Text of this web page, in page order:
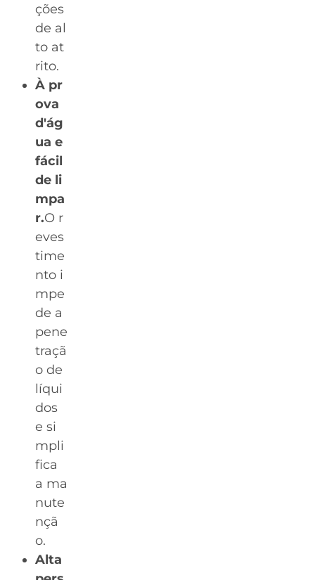
ções
de al
to at
rito.
À pr
ova
d'ág
ua e
fácil
de li
mpa
r.O r
eves
time
nto i
mpe
de a
pene
traçã
o de
líqui
dos
e si
mpli
fica
a ma
nute
nçã
o.
Alta